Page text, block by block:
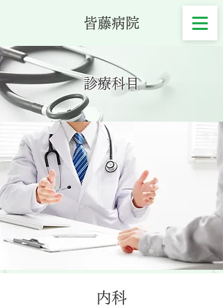
皆藤病院
診療科目
内科